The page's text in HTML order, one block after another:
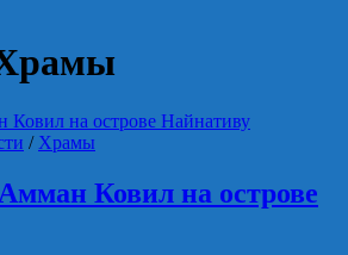
/ Храмы
Ковил на острове